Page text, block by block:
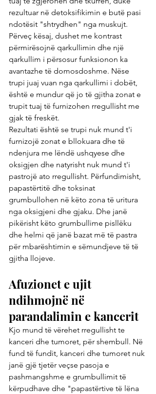
rezultuar në detoksifikimin e butë pasi
ndotësit "shtrydhen" nga muskujt.
Përveç kësaj, dushet me kontrast
përmirësojnë qarkullimin dhe një
qarkullim i përsosur funksionon ka
avantazhe të domosdoshme. Nëse
trupi juaj vuan nga qarkullimi i dobët,
është e mundur që jo të gjitha zonat e
trupit tuaj të furnizohen rregullisht me
gjak të freskët.
Rezultati është se trupi nuk mund t'i
furnizojë zonat e bllokuara dhe të
ndenjura me lëndë ushqyese dhe
oksigjen dhe natyrisht nuk mund t'i
pastrojë ato rregullisht. Përfundimisht,
papastërtitë dhe toksinat
grumbullohen në këto zona të uritura
nga oksigjeni dhe gjaku. Dhe janë
pikërisht këto grumbullime pisllëku
dhe helmi që janë bazat më të pastra
për mbarështimin e sëmundjeve të të
gjitha llojeve.
Afuzionet e ujit
ndihmojnë në
parandalimin e kancerit
Kjo mund të vërehet rregullisht te
kanceri dhe tumoret, për shembull. Në
fund të fundit, kanceri dhe tumoret nuk
janë gjë tjetër veçse pasoja e
pashmangshme e grumbullimit të
kërpudhave dhe "papastërtive të lëna